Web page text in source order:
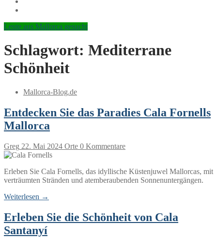
Leute aus Mallorca gesucht
Schlagwort: Mediterrane
Schönheit
Mallorca-Blog.de
Entdecken Sie das Paradies Cala Fornells
Mallorca
Greg 22. Mai 2024 Orte 0 Kommentare
Erleben Sie Cala Fornells, das idyllische Küstenjuwel Mallorcas, mit
verträumten Stränden und atemberaubenden Sonnenuntergängen.
Weiterlesen →
Erleben Sie die Schönheit von Cala
Santanyí